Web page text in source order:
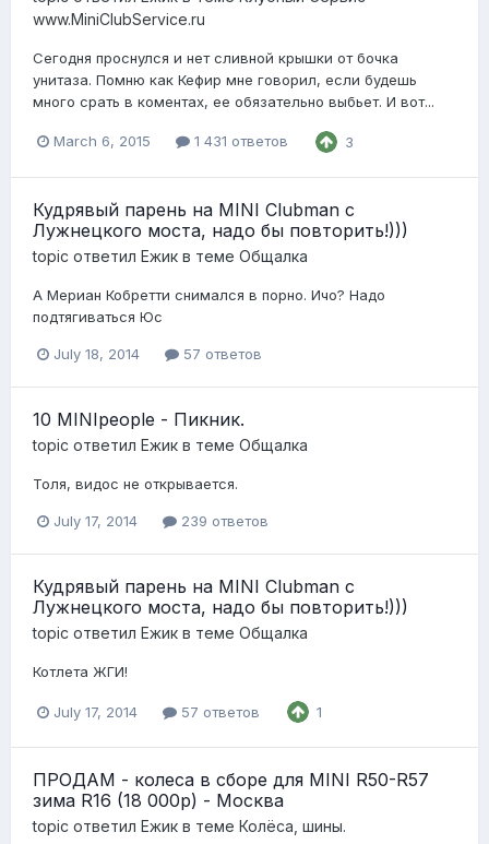
www.MiniClubService.ru
Сегодня проснулся и нет сливной крышки от бочка
унитаза. Помню как Кефир мне говорил, если будешь
много срать в коментах, ее обязательно выбьет. И вот...
March 6, 2015 1 431 ответов 3
Кудрявый парень на MINI Clubman с
Лужнецкого моста, надо бы повторить!)))
topic ответил Ежик в теме Общалка
А Мериан Кобретти снимался в порно. Ичо? Надо
подтягиваться Юс
July 18, 2014 57 ответов
10 MINIpeople - Пикник.
topic ответил Ежик в теме Общалка
Толя, видос не открывается.
July 17, 2014 239 ответов
Кудрявый парень на MINI Clubman с
Лужнецкого моста, надо бы повторить!)))
topic ответил Ежик в теме Общалка
Котлета ЖГИ!
July 17, 2014 57 ответов 1
ПРОДАМ - колеса в сборе для MINI R50-R57
зима R16 (18 000р) - Москва
topic ответил Ежик в теме Колёса, шины.